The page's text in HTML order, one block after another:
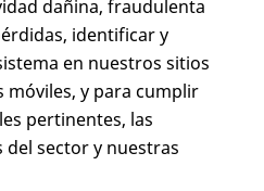
dañina, fraudulenta
identificar y
en nuestros sitios
móviles, y para cumplir
pertinentes, las
sector y nuestras